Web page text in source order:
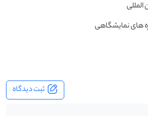
المللی
های نمایشگاهی
ثبت دیدگاه